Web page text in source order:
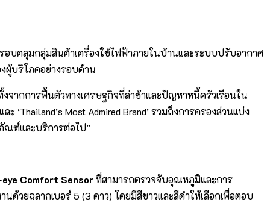
บคลุมกลุ่มสินค้าเครื่องใช้ไฟฟ้าภายในบ้านและระบบปรับอากาศ
ผู้บริโภคอย่างรอบด้าน
จากการฟื้นตัวทางเศรษฐกิจที่ล่าช้าและปัญหาหนี้ครัวเรือนใน
‘Thailand’s Most Admired Brand’ รวมถึงการครองส่วนแบ่ง
ณฑ์และบริการต่อไป”
eye Comfort Sensorที่สามารถตรวจจับอุณหภูมิและการ
ด้วยฉลากเบอร์ 5 (3 ดาว) โดยมีสีขาวและสีดำให้เลือกเพื่อตอบ